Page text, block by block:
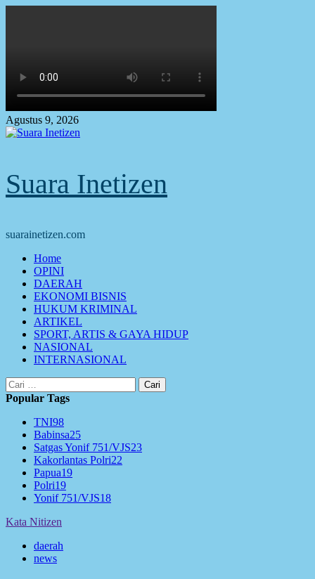
Agustus 9, 2026
Suara Inetizen
suarainetizen.com
Primary
Menu
Home
OPINI
DAERAH
EKONOMI BISNIS
HUKUM KRIMINAL
ARTIKEL
SPORT, ARTIS & GAYA HIDUP
NASIONAL
INTERNASIONAL
Cari
untuk:
Popular Tags
TNI98
Babinsa25
Satgas Yonif 751/VJS23
Kakorlantas Polri22
Papua19
Polri19
Yonif 751/VJS18
Kata Nitizen
daerah
news